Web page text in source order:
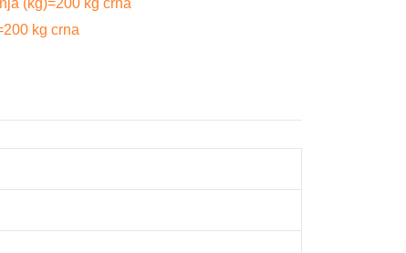
(kg)=200 kg crna
kg crna